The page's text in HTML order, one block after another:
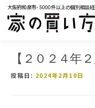
大阪府和泉市- 5000件以上の個別相談
マネーコラム
メディア掲載実績 レン
【２０２４年
投稿日: 2024年2月10日